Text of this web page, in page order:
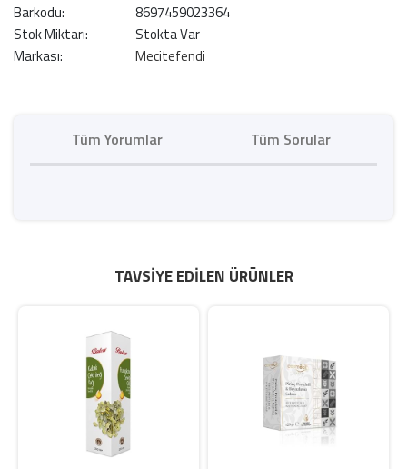
Barkodu:
8697459023364
Stok Miktarı:
Stokta Var
Markası:
Mecitefendi
Tüm Yorumlar Tüm Sorular
TAVSIYE EDILEN ÜRÜNLER